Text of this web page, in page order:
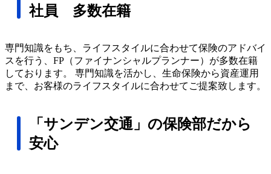
社員 多数在籍
専門知識をもち、ライフスタイルに合わせて保険のアドバイ
スを行う、FP（ファイナンシャルプランナー）が多数在籍
しております。 専門知識を活かし、生命保険から資産運用
まで、お客様のライフスタイルに合わせてご提案致します。
「サンデン交通」の保険部だから
安心